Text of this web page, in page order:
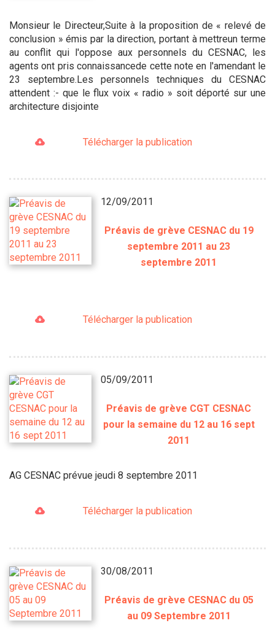
Monsieur le Directeur,Suite à la proposition de « relevé de
conclusion » émis par la direction, portant à mettreun terme
au conflit qui l'oppose aux personnels du CESNAC, les
agents ont pris connaissancede cette note en l'amendant le
23 septembre.Les personnels techniques du CESNAC
attendent :- que le flux voix « radio » soit déporté sur une
architecture disjointe
Télécharger la publication
12/09/2011
Préavis de grève CESNAC du 19
septembre 2011 au 23
septembre 2011
Télécharger la publication
05/09/2011
Préavis de grève CGT CESNAC
pour la semaine du 12 au 16 sept
2011
AG CESNAC prévue jeudi 8 septembre 2011
Télécharger la publication
30/08/2011
Préavis de grève CESNAC du 05
au 09 Septembre 2011